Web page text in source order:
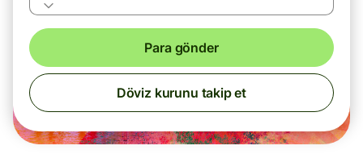
Para gönder
Döviz kurunu takip et